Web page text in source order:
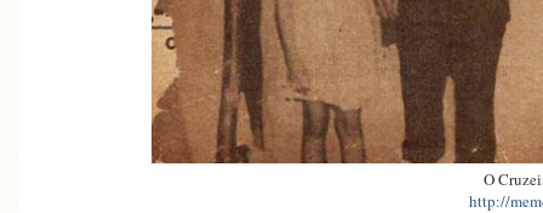
O
http://